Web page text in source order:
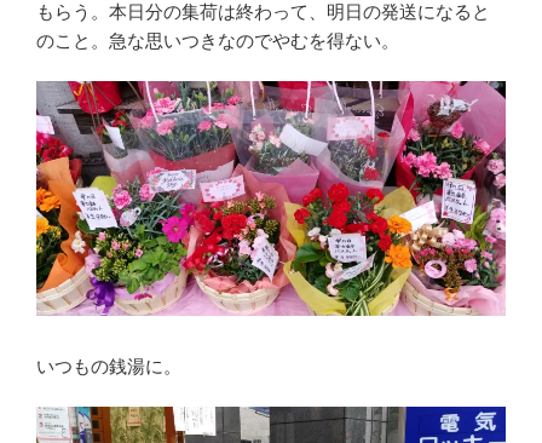
もらう。本日分の集荷は終わって、明日の発送になると
のこと。急な思いつきなのでやむを得ない。
いつもの銭湯に。